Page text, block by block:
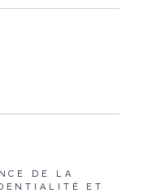
DE LA
ET